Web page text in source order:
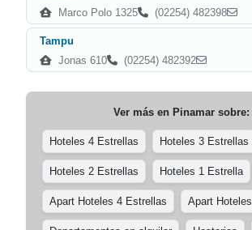
Marco Polo 1325
(02254) 482398
Tampu
Jonas 610
(02254) 482392
Ver más en Pinamar sobre:
Hoteles 4 Estrellas Hoteles 3 Estrellas
Hoteles 2 Estrellas Hoteles 1 Estrella
Apart Hoteles 4 Estrellas Apart Hoteles